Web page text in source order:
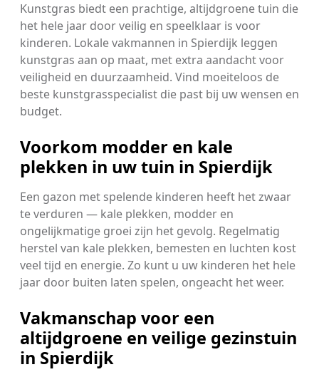
Kunstgras biedt een prachtige, altijdgroene tuin die
het hele jaar door veilig en speelklaar is voor
kinderen. Lokale vakmannen in Spierdijk leggen
kunstgras aan op maat, met extra aandacht voor
veiligheid en duurzaamheid. Vind moeiteloos de
beste kunstgrasspecialist die past bij uw wensen en
budget.
Voorkom modder en kale
plekken in uw tuin in Spierdijk
Een gazon met spelende kinderen heeft het zwaar
te verduren — kale plekken, modder en
ongelijkmatige groei zijn het gevolg. Regelmatig
herstel van kale plekken, bemesten en luchten kost
veel tijd en energie. Zo kunt u uw kinderen het hele
jaar door buiten laten spelen, ongeacht het weer.
Vakmanschap voor een
altijdgroene en veilige gezinstuin
in Spierdijk